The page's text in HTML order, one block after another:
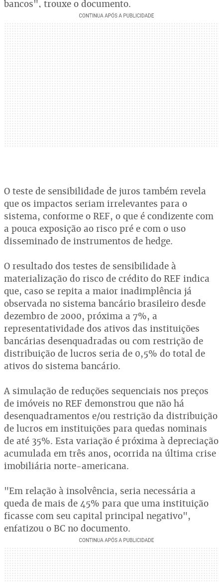
bancos", trouxe o documento.
O teste de sensibilidade de juros também revela
que os impactos seriam irrelevantes para o
sistema, conforme o REF, o que é condizente com
a pouca exposição ao risco pré e com o uso
disseminado de instrumentos de hedge.
O resultado dos testes de sensibilidade à
materialização do risco de crédito do REF indica
que, caso se repita a maior inadimplência já
observada no sistema bancário brasileiro desde
dezembro de 2000, próxima a 7%, a
representatividade dos ativos das instituições
bancárias desenquadradas ou com restrição de
distribuição de lucros seria de 0,5% do total de
ativos do sistema bancário.
A simulação de reduções sequenciais nos preços
de imóveis no REF demonstrou que não há
desenquadramentos e/ou restrição da distribuição
de lucros em instituições para quedas nominais
de até 35%. Esta variação é próxima à depreciação
acumulada em três anos, ocorrida na última crise
imobiliária norte-americana.
"Em relação à insolvência, seria necessária a
queda de mais de 45% para que uma instituição
ficasse com seu capital principal negativo",
enfatizou o BC no documento.